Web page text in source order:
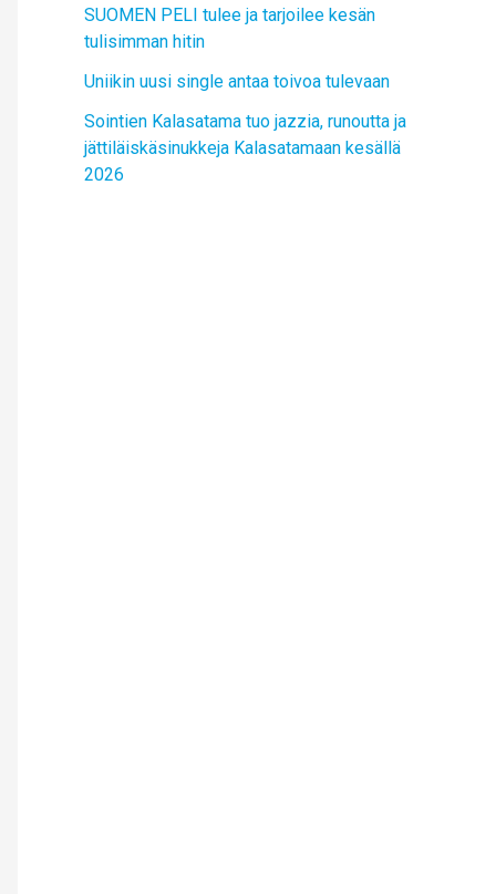
SUOMEN PELI tulee ja tarjoilee kesän
tulisimman hitin
Uniikin uusi single antaa toivoa tulevaan
Sointien Kalasatama tuo jazzia, runoutta ja
jättiläiskäsinukkeja Kalasatamaan kesällä
2026